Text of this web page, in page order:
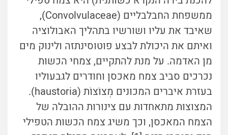
ממשפחת החבלבליים (Convolvulaceae),
שאיבד את עליו ושורשיו בתהליך האבולוציה
ואיתם את היכולת לבצע פוטוסינתזה ולינוק מים
מן האדמה. על מנת להתקיים, צמחי הכשות
נכרכים סביב צמח מאכסן וחודרים לגבעוליו
בעזרת איברים המכונים מְצוֹצוֹת (haustoria).
המצוצות מתאחדות עם צינורות ההובלה של
הצמח המאכסן, וכך משיג צמח הכשות הטפילי